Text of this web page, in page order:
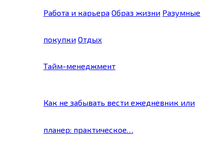
Работа и карьера Образ жизни Разумные
покупки Отдых
Тайм-менеджмент
Как не забывать вести ежедневник или
планер: практическое…